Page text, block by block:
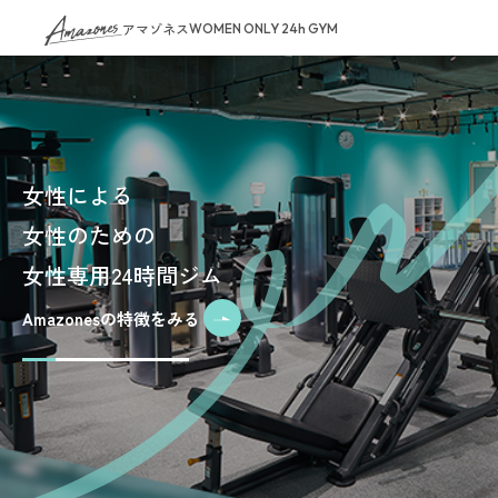
アマゾネスWOMEN ONLY 24h GYM
女性による
女性のための
女性専用24時間ジム
Amazonesの特徴をみる